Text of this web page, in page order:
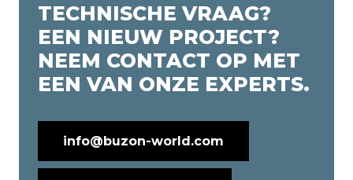
TECHNISCHE VRAAG?
EEN NIEUW PROJECT?
NEEM CONTACT OP MET
EEN VAN ONZE EXPERTS.
info@buzon-world.com